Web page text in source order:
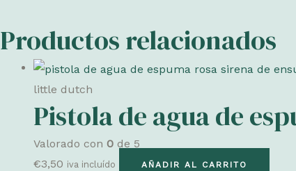
Productos relacionados
little dutch
Pistola de agua de
Valorado con 0 de 5
€3,50 iva incluído AÑADIR AL CARRITO